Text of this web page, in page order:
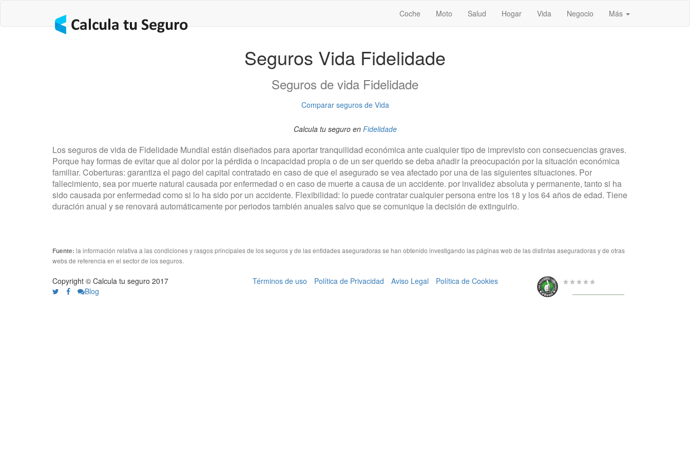
Coche Moto Salud Hogar Vida Negocio Más
Seguros Vida Fidelidade
Seguros de vida Fidelidade
Comparar seguros de Vida
Calcula tu seguro en Fidelidade
Los seguros de vida de Fidelidade Mundial están diseñados para aportar tranquilidad económica ante cualquier tipo de imprevisto con consecuencias graves.
Porque hay formas de evitar que al dolor por la pérdida o incapacidad propia o de un ser querido se deba añadir la preocupación por la situación económica
familiar. Coberturas: garantiza el pago del capital contratado en caso de que el asegurado se vea afectado por una de las siguientes situaciones. Por
fallecimiento, sea por muerte natural causada por enfermedad o en caso de muerte a causa de un accidente. por invalidez absoluta y permanente, tanto si ha
sido causada por enfermedad como si lo ha sido por un accidente. Flexibilidad: lo puede contratar cualquier persona entre los 18 y los 64 años de edad. Tiene
duración anual y se renovará automáticamente por periodos también anuales salvo que se comunique la decisión de extinguirlo.
Fuente: la información relativa a las condiciones y rasgos principales de los seguros y de las entidades aseguradoras se han obtenido investigando las páginas web de las distintas aseguradoras y de otras
webs de referencia en el sector de los seguros.
Copyright © Calcula tu seguro 2017
Blog
Términos de uso Política de Privacidad Aviso Legal Política de Cookies